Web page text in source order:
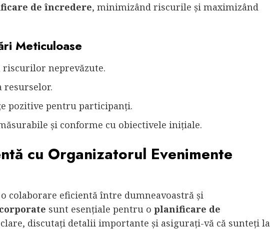
de încredere, minimizând riscurile și maximizând
Meticuloase
neprevăzute.
resurselor.
pozitive pentru participanți.
și conforme cu obiectivele inițiale.
cu Organizatorul Evenimente
colaborare eficientă între dumneavoastră și
sunt esențiale pentru o planificare de
discutați detalii importante și asigurați-vă că sunteți la